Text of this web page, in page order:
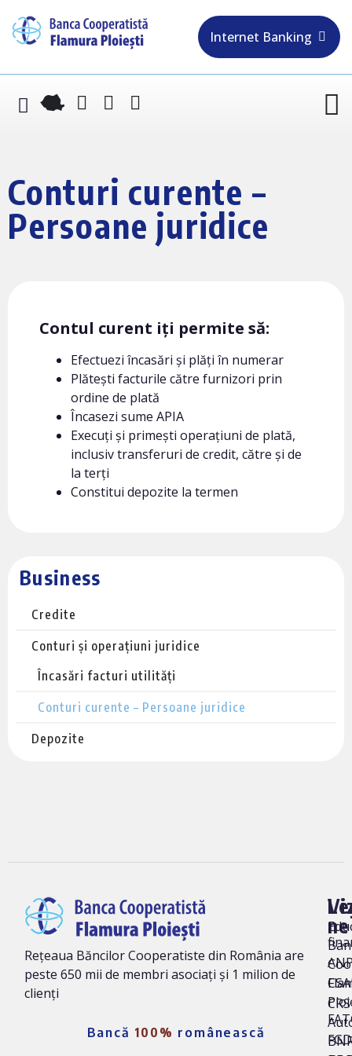
Internet Banking
Conturi curente –
Persoane juridice
Business
Credite
Conturi și operațiuni juridice
Încasări facturi utilități
Conturi curente – Persoane juridice
Depozite
Contul curent iți permite să:
Efectuezi încasări și plăți în numerar
Plătești facturile către furnizori prin
ordine de plată
Încasezi sume APIA
Execuți și primești operațiuni de plată,
inclusiv transferuri de credit, către și de
la terți
Constitui depozite la termen
Rețeaua Băncilor Cooperatiste din România are
peste 650 mii de membri asociați și 1 milion de
clienți
Bancă 100% românească
ne